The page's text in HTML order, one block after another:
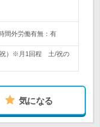
間外労働有無：有
祝）※月1回程 土/祝の
気になる